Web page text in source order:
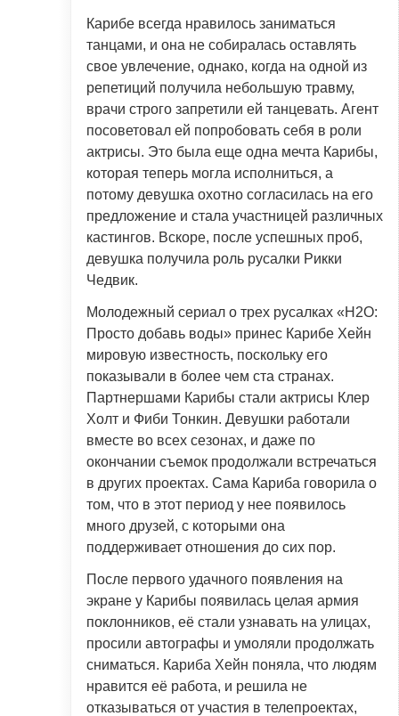
Карибе всегда нравилось заниматься
танцами, и она не собиралась оставлять
свое увлечение, однако, когда на одной из
репетиций получила небольшую травму,
врачи строго запретили ей танцевать. Агент
посоветовал ей попробовать себя в роли
актрисы. Это была еще одна мечта Карибы,
которая теперь могла исполниться, а
потому девушка охотно согласилась на его
предложение и стала участницей различных
кастингов. Вскоре, после успешных проб,
девушка получила роль русалки Рикки
Чедвик.
Молодежный сериал о трех русалках «H2O:
Просто добавь воды» принес Карибе Хейн
мировую известность, поскольку его
показывали в более чем ста странах.
Партнершами Карибы стали актрисы Клер
Холт и Фиби Тонкин. Девушки работали
вместе во всех сезонах, и даже по
окончании съемок продолжали встречаться
в других проектах. Сама Кариба говорила о
том, что в этот период у нее появилось
много друзей, с которыми она
поддерживает отношения до сих пор.
После первого удачного появления на
экране у Карибы появилась целая армия
поклонников, её стали узнавать на улицах,
просили автографы и умоляли продолжать
сниматься. Кариба Хейн поняла, что людям
нравится её работа, и решила не
отказываться от участия в телепроектах,